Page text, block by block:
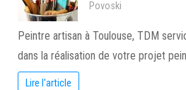
Povoski
Peintre artisan à Toulouse, TDM
dans la réalisation de votre projet
Lire l'article